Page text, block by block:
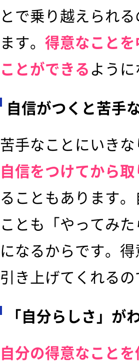
とで乗り越えられ
ます。 得意なこと
ことができるよう
自信がつくと苦手
苦手なことにいき
自信をつけてから
ることもあります
ことも「やってみ
になるからです。
引き上げてくれるの
「自分らしさ」
自分の得意なこと